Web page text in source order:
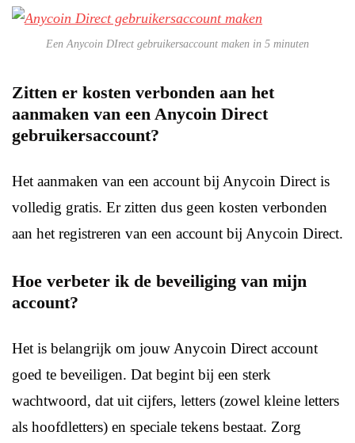
Een Anycoin DIrect gebruikersaccount maken in 5 minuten
Zitten er kosten verbonden aan het
aanmaken van een Anycoin Direct
gebruikersaccount?
Het aanmaken van een account bij Anycoin Direct is
volledig gratis. Er zitten dus geen kosten verbonden
aan het registreren van een account bij Anycoin Direct.
Hoe verbeter ik de beveiliging van mijn
account?
Het is belangrijk om jouw Anycoin Direct account
goed te beveiligen. Dat begint bij een sterk
wachtwoord, dat uit cijfers, letters (zowel kleine letters
als hoofdletters) en speciale tekens bestaat. Zorg